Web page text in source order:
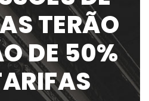
TERÃO
DE 50%